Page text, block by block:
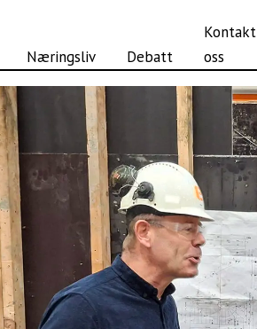
Næringsliv Debatt
Kontakt
oss